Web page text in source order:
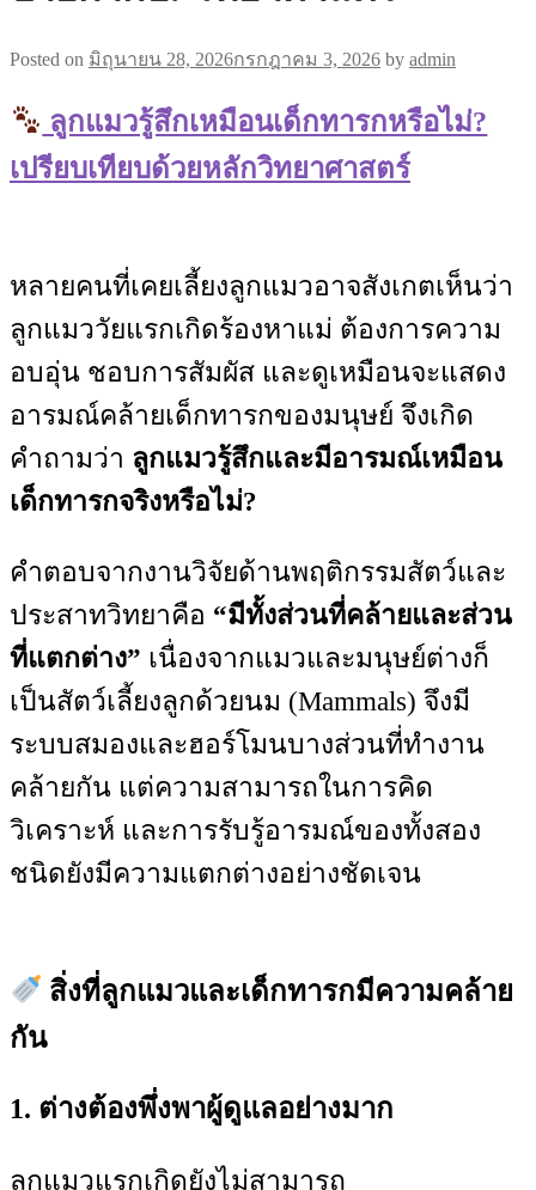
Posted on มิถุนายน 28, 2026กรกฎาคม 3, 2026 by admin
ลูกแมวรู้สึกเหมือนเด็กทารกหรือไม่?
เปรียบเทียบด้วยหลักวิทยาศาสตร์
หลายคนที่เคยเลี้ยงลูกแมวอาจสังเกตเห็นว่า
ลูกแมววัยแรกเกิดร้องหาแม่ ต้องการความ
อบอุ่น ชอบการสัมผัส และดูเหมือนจะแสดง
อารมณ์คล้ายเด็กทารกของมนุษย์ จึงเกิด
คำถามว่า ลูกแมวรู้สึกและมีอารมณ์เหมือน
เด็กทารกจริงหรือไม่?
คำตอบจากงานวิจัยด้านพฤติกรรมสัตว์และ
ประสาทวิทยาคือ “มีทั้งส่วนที่คล้ายและส่วน
ที่แตกต่าง” เนื่องจากแมวและมนุษย์ต่างก็
เป็นสัตว์เลี้ยงลูกด้วยนม (Mammals) จึงมี
ระบบสมองและฮอร์โมนบางส่วนที่ทำงาน
คล้ายกัน แต่ความสามารถในการคิด
วิเคราะห์ และการรับรู้อารมณ์ของทั้งสอง
ชนิดยังมีความแตกต่างอย่างชัดเจน
สิ่งที่ลูกแมวและเด็กทารกมีความคล้าย
กัน
1. ต่างต้องพึ่งพาผู้ดูแลอย่างมาก
ลูกแมวแรกเกิดยังไม่สามารถ